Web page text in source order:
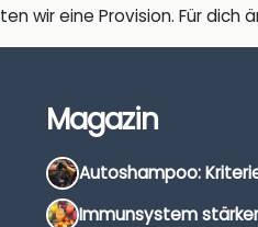
wir eine Provision. Für dich
Magazin